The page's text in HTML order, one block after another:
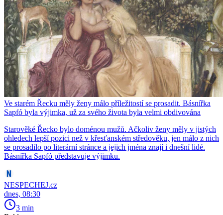
Ve starém Řecku měly ženy málo příležitostí se prosadit. Básnířka
Sapfó byla výjimka, už za svého života byla velmi obdivována
Starověké Řecko bylo doménou mužů. Ačkoliv ženy měly v jistých
ohledech lepší pozici než v křesťanském středověku, jen málo z nich
se prosadilo po literární stránce a jejich jména znají i dnešní lidé.
Básnířka Sapfó představuje výjimku.
NESPECHEJ.cz
dnes, 08:30
3 min